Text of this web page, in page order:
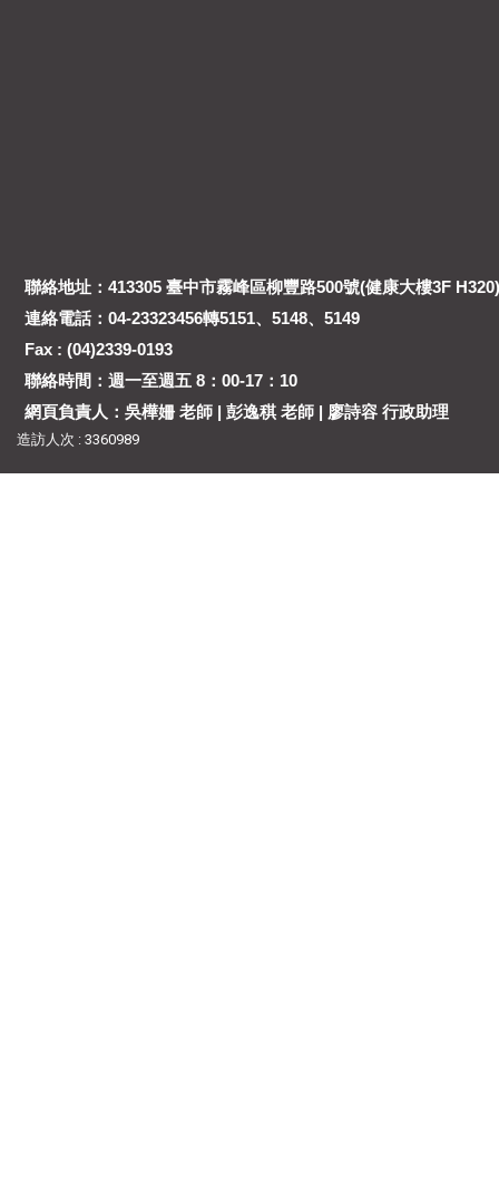
聯絡地址：413305 臺中市霧峰區柳豐路500號(健康大樓3F H320)
連絡電話：04-23323456轉5151、5148、5149
Fax : (04)2339-0193
聯絡時間：週一至週五 8：00-17：10
網頁負責人：吳樺姍 老師 | 彭逸稘 老師 | 廖詩容 行政助理
造訪人次 : 3360989